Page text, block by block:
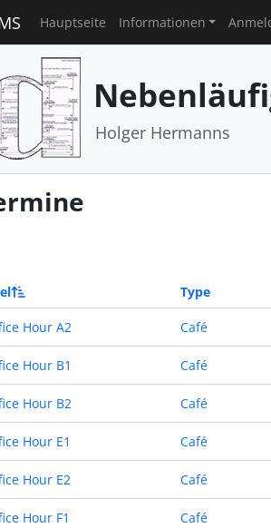
Hauptseite Informationen
Holger Hermanns
Type
Hour A2 Café
Hour B1 Café
Hour B2 Café
Hour E1 Café
Hour E2 Café
Hour F1 Café